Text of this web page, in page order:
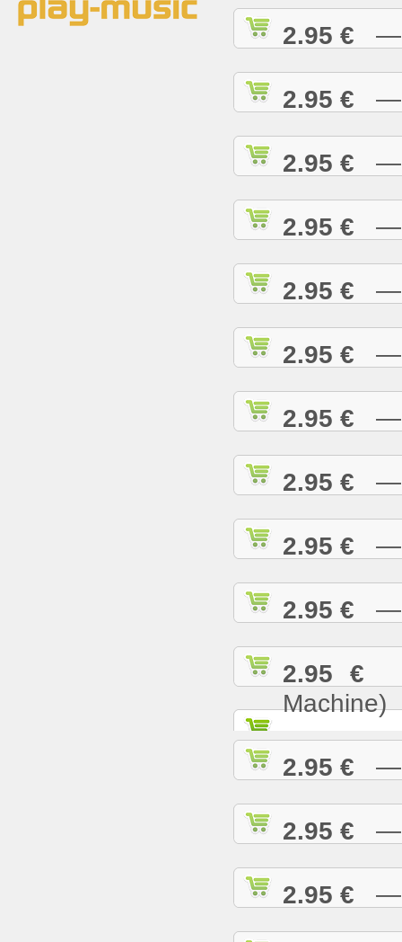
2.95 € —
2.95 € —
2.95 € —
2.95 € —
2.95 € —
2.95 € —
2.95 € —
2.95 € —
2.95 € —
2.95 € —
2.95 €
Machine)
2.95 € —
2.95 € —
2.95 € —